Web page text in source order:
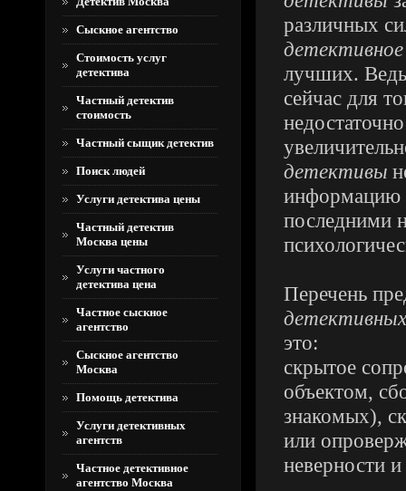
Сыскное агентство
Стоимость услуг
детектива
Частный детектив
стоимость
Частный сыщик детектив
Поиск людей
Услуги детектива цены
Частный детектив
Москва цены
Услуги частного
детектива цена
Частное сыскное
агентство
Сыскное агентство
Москва
Помощь детектива
Услуги детективных
агентств
Частное детективное
агентство Москва
различных
лучших.
сейчас для
детективы
информацию
последними
Перечень
это:
скрытое
объектом,
знакомых),
или
неверности